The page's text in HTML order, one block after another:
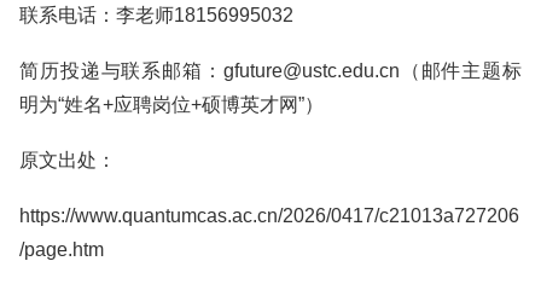
联系电话：李老师18156995032
简历投递与联系邮箱：gfuture@ustc.edu.cn（邮件主题标
明为“姓名+应聘岗位+硕博英才网”）
原文出处：
https://www.quantumcas.ac.cn/2026/0417/c21013a727206
/page.htm